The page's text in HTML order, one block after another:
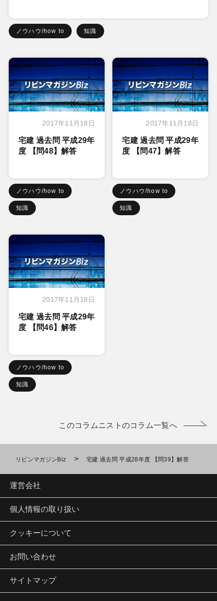
ノウハウ/how to 知識
2017年11月18日
宅建 過去問 平成29年
度 【問48】解答
ノウハウ/how to
知識
2017年11月18日
宅建 過去問 平成29年
度 【問47】解答
ノウハウ/how to
知識
2017年11月18日
宅建 過去問 平成29年
度 【問46】解答
ノウハウ/how to
知識
このコラムニストのコラム一覧へ
リビンマガジンBiz > 宅建 過去問 平成28年度 【問39】解答
運営会社
個人情報の取り扱い
クッキーについて
お問い合わせ
サイトマップ